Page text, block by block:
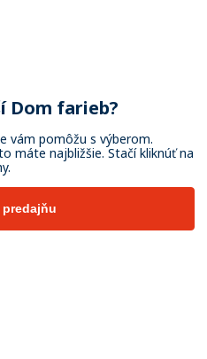
Dom farieb?
vám pomôžu s výberom.
máte najbližšie. Stačí kliknúť na